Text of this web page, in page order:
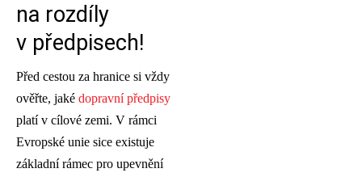
na rozdíly
v předpisech!
Před cestou za hranice si vždy
ověřte, jaké dopravní předpisy
platí v cílové zemi. V rámci
Evropské unie sice existuje
základní rámec pro upevnění